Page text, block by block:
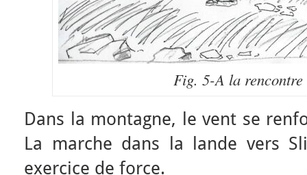
Fig. 5-A la rencontre
Dans la montagne, le vent se
La marche dans la lande vers
exercice de force.